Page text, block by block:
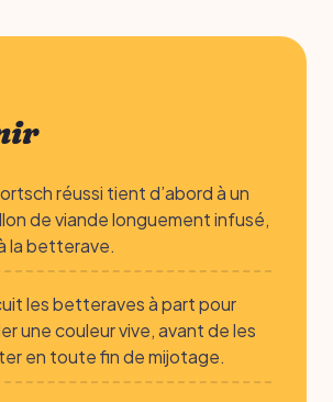
réussi tient d’abord à un
de viande longuement infusé,
la betterave.
les betteraves à part pour
une couleur vive, avant de les
en toute fin de mijotage.